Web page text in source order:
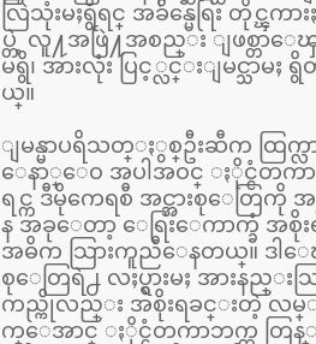
လြဲသုံးမႈရွိရင္ အခ်ိန္မေရြး တိုင္ၾ
ပ္တဲ့ လူ႔အဖြဲ႔အစည္း ျဖစ္တာေ
မရွိ၊ အားလုံး ပြင့္လင္းျမင္သာမ
ယ္။
ျမန္မာပရိသတ္ႏွစ္ဦးဆီက ထြက္
ေနာ္ေဝ အပါအဝင္ ႏိုင္ငံတက
ရင္က ဒီမိုကေရစီ အင္အားစုေတြ
န အခုေတာ့ ေရြးေကာက္ခံ အစိုး
အဓိက သြားကူညီေနတယ္။ ဒါေ
စုေတြရဲ႕ လႈပ္ရွားမႈ အားနည္း
ကည္ကိုလည္း အစိုးရခင္းတဲ့ လ
က္ေအာင္ ႏိုင္ငံတကာဘက္က တြ